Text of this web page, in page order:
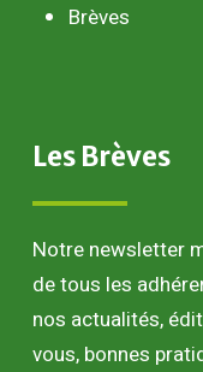
Brèves
Les Brèves
Notre newsletter
de tous les
nos actualités,
vous, bonnes